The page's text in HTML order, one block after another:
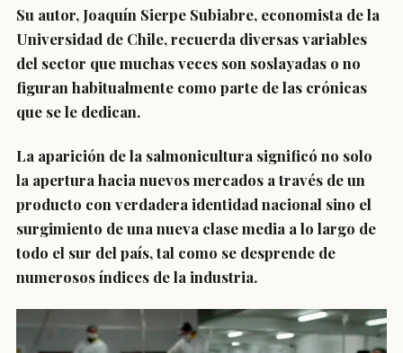
Su autor, Joaquín Sierpe Subiabre, economista de la
Universidad de Chile, recuerda diversas variables
del sector que muchas veces son soslayadas o no
figuran habitualmente como parte de las crónicas
que se le dedican.
La aparición de la salmonicultura significó no solo
la apertura hacia nuevos mercados a través de un
producto con verdadera identidad nacional sino el
surgimiento de una nueva clase media a lo largo de
todo el sur del país, tal como se desprende de
numerosos índices de la industria.